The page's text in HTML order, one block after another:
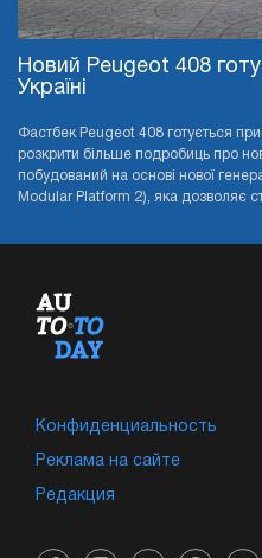
Новий Peugeot 408
Україні
Фастбек Peugeot 408 готується
розкрити більше подробиць про
побудований на основі нової
Modular Platform 2), яка дозволяє
Конфиденциальность
Реклама на сайте
Редакция